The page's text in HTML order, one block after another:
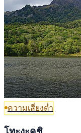
ความเสี่ยงต่ำ